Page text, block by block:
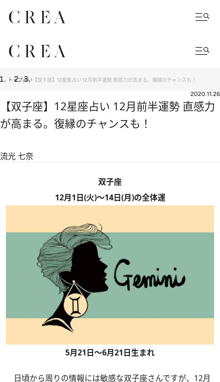
トップ占い 【双子座】12星座占い 12月前半運勢 直感力が高まる。復縁のチャンスも！
2020.11.26
【双子座】12星座占い 12月前半運勢 直感力
が高まる。復縁のチャンスも！
流光 七奈
双子座
12月1日(火)～14日(月)の全体運
5月21日～6月21日生まれ
日頃から周りの情報には敏感な双子座さんですが、12月